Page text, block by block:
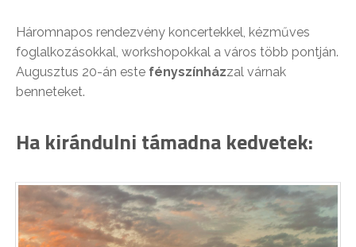
Háromnapos rendezvény koncertekkel, kézműves
foglalkozásokkal, workshopokkal a város több pontján.
Augusztus 20-án este fényszínházzal várnak
benneteket.
Ha kirándulni támadna kedvetek: